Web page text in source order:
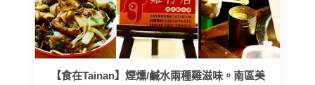
【食在Tainan】煙燻/鹹水兩種雞滋味。南區美